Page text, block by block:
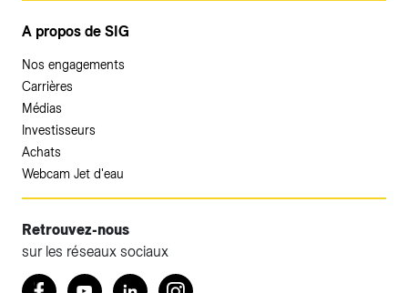
A propos de SIG
Nos engagements
Carrières
Médias
Investisseurs
Achats
Webcam Jet d'eau
Retrouvez-nous
sur les réseaux sociaux
Retrouvez nous sur Facebook
YoutubeLinkedInInstagram
Accéder à votre espace client SIG.